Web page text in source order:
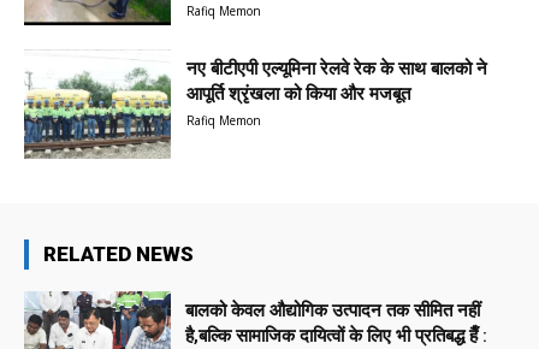
Rafiq Memon
नए बीटीएपी एल्यूमिना रेलवे रेक के साथ बालको ने
आपूर्ति श्रृंखला को किया और मजबूत
Rafiq Memon
RELATED NEWS
बालको केवल औद्योगिक उत्पादन तक सीमित नहीं
है,बल्कि सामाजिक दायित्वों के लिए भी प्रतिबद्ध हैँ :